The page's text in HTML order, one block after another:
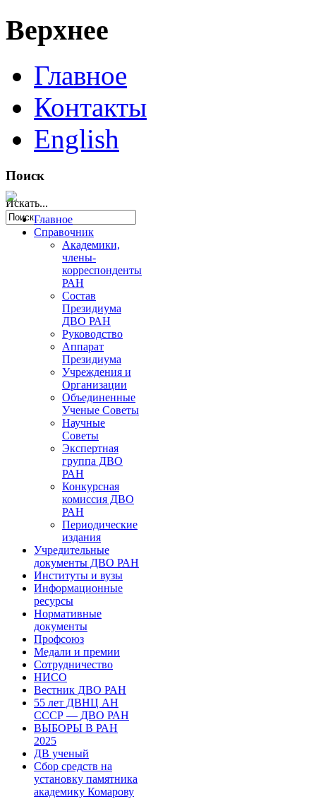
Верхнее
Главное
Контакты
English
Поиск
Искать...
Главное
Справочник
Академики,
члены-
корреспонденты
РАН
Состав
Президиума
ДВО РАН
Руководство
Аппарат
Президиума
Учреждения и
Организации
Объединенные
Ученые Советы
Научные
Советы
Экспертная
группа ДВО
РАН
Конкурсная
комиссия ДВО
РАН
Периодические
издания
Учредительные
документы ДВО РАН
Институты и вузы
Информационные
ресурсы
Нормативные
документы
Профсоюз
Медали и премии
Сотрудничество
НИСО
Вестник ДВО РАН
55 лет ДВНЦ АН
СССР — ДВО РАН
ВЫБОРЫ В РАН
2025
ДВ ученый
Сбор средств на
установку памятника
академику Комарову